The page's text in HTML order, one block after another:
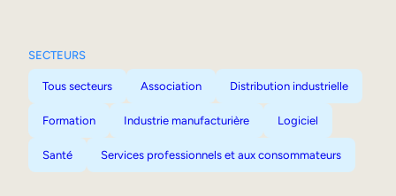
SECTEURS
Tous secteurs Association Distribution industrielle
Formation Industrie manufacturière Logiciel
Santé Services professionnels et aux consommateurs